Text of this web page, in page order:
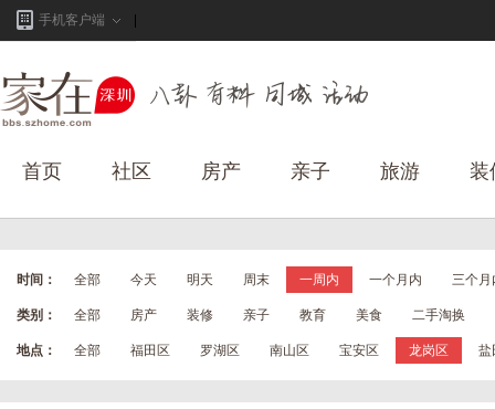
手机客户端
首页 社区 房产 亲子 旅游 装
时间： 全部 今天 明天 周末 一周内 一个月内 三个月
类别： 全部 房产 装修 亲子 教育 美食 二手淘换
地点： 全部 福田区 罗湖区 南山区 宝安区 龙岗区 盐